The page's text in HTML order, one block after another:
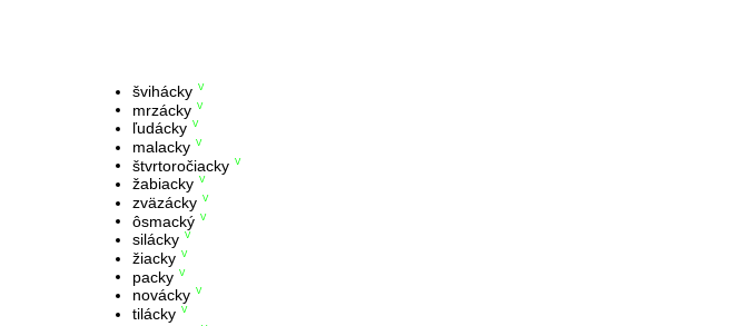
švihácky V
mrzácky V
ľudácky V
malacky V
štvrtoročiacky V
žabiacky V
zväzácky V
ôsmacký V
silácky V
žiacky V
packy V
novácky V
tilácky V